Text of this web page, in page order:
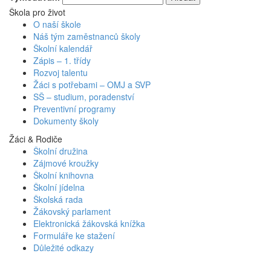
Škola pro život
O naší škole
Náš tým zaměstnanců školy
Školní kalendář
Zápis – 1. třídy
Rozvoj talentu
Žáci s potřebami – OMJ a SVP
SŠ – studium, poradenství
Preventivní programy
Dokumenty školy
Žáci & Rodiče
Školní družina
Zájmové kroužky
Školní knihovna
Školní jídelna
Školská rada
Žákovský parlament
Elektronická žákovská knížka
Formuláře ke stažení
Důležité odkazy